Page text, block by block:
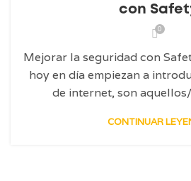
con
0
Mejorar la seguridad con
hoy en día empiezan a
de internet, son
CONTINUAR